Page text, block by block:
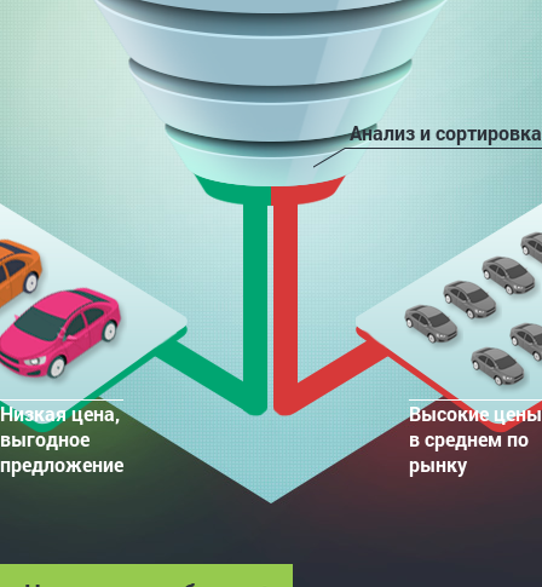
Анализ и сортировка
Низкая цена,
выгодное
предложение
Высокие цены
в среднем по
рынку